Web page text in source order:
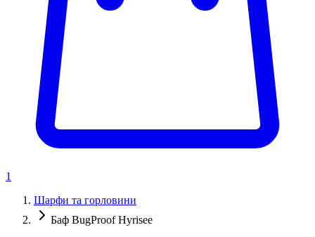
1
Шарфи та горловини
Баф BugProof Hyrisee